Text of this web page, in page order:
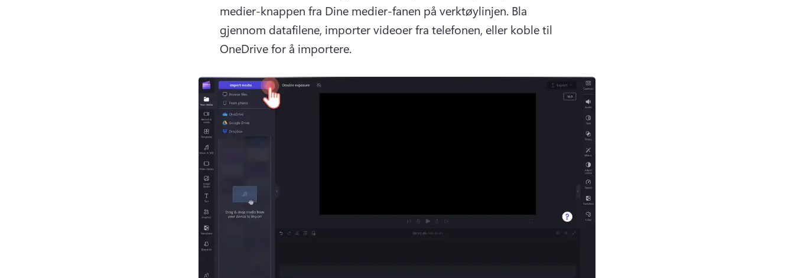
medier-knappen fra Dine medier-fanen på verktøylinjen. Bla
gjennom datafilene, importer videoer fra telefonen, eller koble til
OneDrive for å importere.